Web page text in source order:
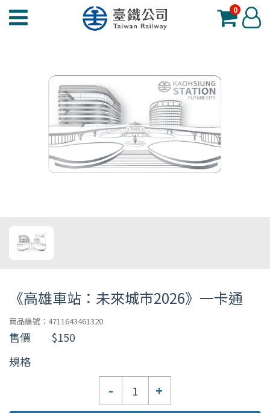
臺
0 登
入
《高雄車站：未來城市2026》一卡通
商品編號：4711643461320
售價
$150
規格
- +